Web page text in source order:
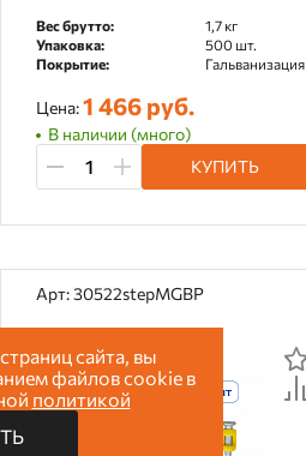
Вес брутто:
1,7 кг
Упаковка:
500 шт.
Покрытие:
Гальванизация
Цена:1 466 руб.
В наличии (много)
КУПИТЬ
Арт: 30522stepMGBP
сайта, вы
файлов cookie в
политикой